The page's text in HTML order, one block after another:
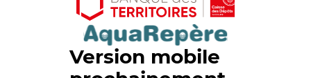
Version mobile